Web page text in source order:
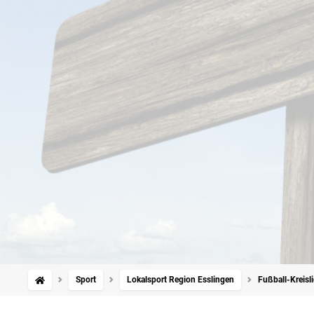
Sport Lokalsport Region Esslingen Fußball-